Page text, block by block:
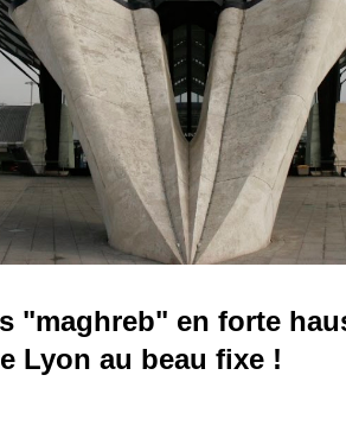
"maghreb" en forte
Lyon au beau fixe !